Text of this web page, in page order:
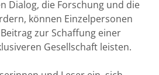
Dialog, die Forschung und die
können Einzelpersonen
zur Schaffung einer
Gesellschaft leisten.